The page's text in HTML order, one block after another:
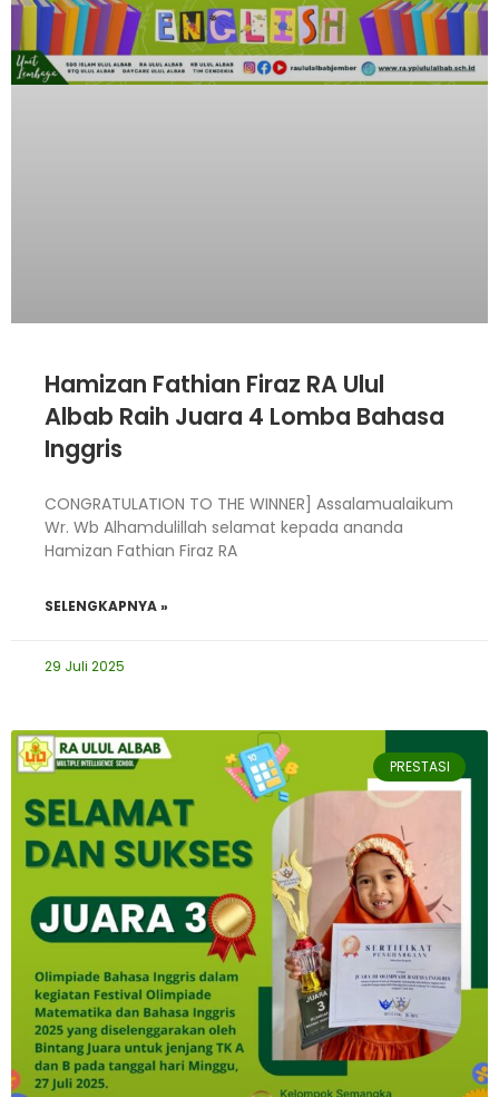
Hamizan Fathian Firaz RA Ulul
Albab Raih Juara 4 Lomba Bahasa
Inggris
CONGRATULATION TO THE WINNER] Assalamualaikum
Wr. Wb Alhamdulillah selamat kepada ananda
Hamizan Fathian Firaz RA
SELENGKAPNYA »
29 Juli 2025
PRESTASI